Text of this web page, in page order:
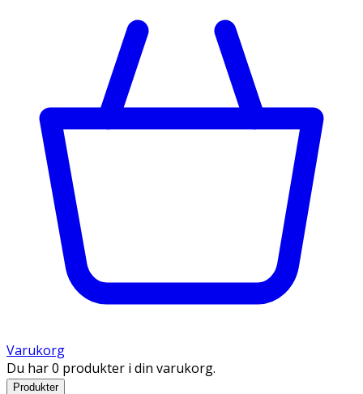
Varukorg
Du har 0 produkter i din varukorg.
Produkter